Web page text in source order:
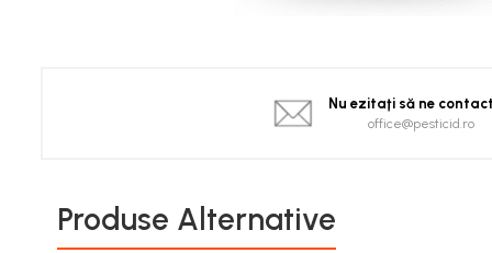
Pepeni
Rădăcinoase
Nu ezitaţi să ne
office@pesticid.ro
Produse Alternative